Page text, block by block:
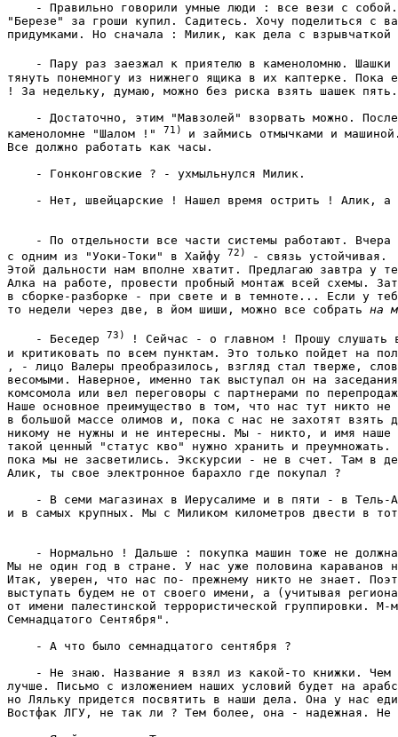
- Правильно говорили умные люди : все вези с
"Березе" за гроши купил. Садитесь. Хочу поделиться с
придумками. Но сначала : Милик, как дела с
- Пару раз заезжал к приятелю в каменоломню.
тянуть понемногу из нижнего ящика в их каптерке. Пока
! За недельку, думаю, можно без риска взять шашек
- Достаточно, этим "Мавзолей" взорвать можно. После
каменоломне "Шалом !" 71) и займись отмычками и
Все должно работать как часы.
- Гонконговские ? - ухмыльнулся Милик.
- По отдельности все части системы работают. Вчера
с одним из "Уоки-Токи" в Хайфу 72)
- связь устойчивая.
Этой дальности нам вполне хватит. Предлагаю завтра у
Алка на работе, провести пробный монтаж всей схемы.
в сборке-разборке - при свете и в темноте... Если у
то недели через две, в йом шиши, можно все собрать на
- Беседер 73)
! Сейчас - о главном ! Прошу слушать
и критиковать по всем пунктам. Это только пойдет на
, - лицо Валеры преобразилось, взгляд стал тверже,
весомыми. Наверное, именно так выступал он на
комсомола или вел переговоры с партнерами по
Наше основное преимущество в том, что нас тут никто не
в большой массе олимов и, пока с нас не захотят взять
никому не нужны и не интересны. Мы - никто, и имя
такой ценный "статус кво" нужно хранить и преумножать.
пока мы не засветились. Экскурсии - не в счет. Там в
Алик, ты свое электронное барахло где покупал ?
- В семи магазинах в Иерусалиме и в пяти - в Тель-
- Нормально ! Дальше : покупка машин тоже не должна
Мы не один год в стране. У нас уже половина караванов
Итак, уверен, что нас по- прежнему никто не знает.
выступать будем не от своего имени, а (учитывая
от имени палестинской террористической группировки.
Семнадцатого Сентября".
- А что было семнадцатого сентября ?
- Не знаю. Название я взял из какой-то книжки. Чем
лучше. Письмо с изложением наших условий будет на
но Ляльку придется посвятить в наши дела. Она у нас
Востфак ЛГУ, не так ли ? Тем более, она - надежная.